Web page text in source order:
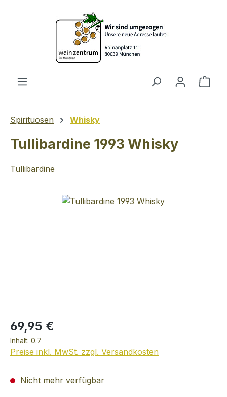
Zum Hauptinhalt springen
Spirituosen Whisky
Tullibardine 1993 Whisky
Tullibardine
Bildergalerie überspringen
69,95 €
Inhalt: 0.7
Preise inkl. MwSt. zzgl. Versandkosten
Nicht mehr verfügbar